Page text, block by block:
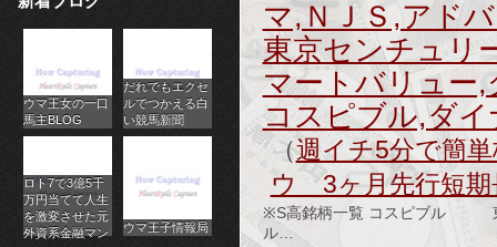
パ
チ
ス
ロ
オ
ン
ウマ王女の一口
馬主BLOG
だれでもエクセ
ルでつかえる白
い競馬新聞
ロト7で3億5千
万円当てて人生
を激変させた元
外資系金融マン
ウマ王子情報局
マ,ＮＪＳ,アド
東京センチュリ
マートバリュー,
コスピブル,ダ
（週イチ5分で簡
ウ 3ヶ月先行短期
※S高銘柄一覧 コスピブル
ル…